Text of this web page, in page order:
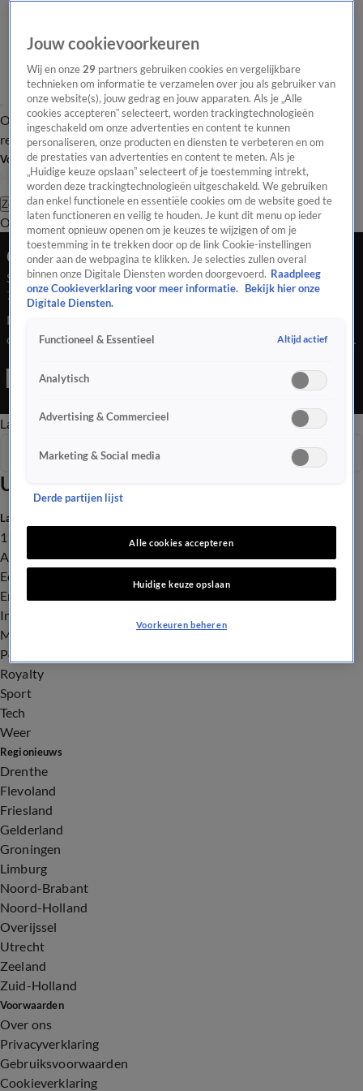
Overzicht Laatste nieuws Regionieuws Het beste van Hart
Tip de
redactie
Volg Hart van Nederland
Zoeken
OverzichtRegioUitzendingenWeerTip de redactiePanelVideo's
Ochtend Editie
Seizoen 2026, aflevering 587
7 feb, 09:00
Deurverkopers willen door, Tweede Kamer denkt er anders
over. Eerste Nederlandse schaatsers in actie op de Olympische
Late EditieOchtend EditieVroege Editie
Uitzendingen
Seizoen 2026
Laatste nieuws
112
Advies & Tips
Economie
Entertainment
Infrastructuur
Milieu en Gezondheid
Politiek
Royalty
Sport
Tech
Weer
Regionieuws
Drenthe
Flevoland
Friesland
Gelderland
Groningen
Limburg
Noord-Brabant
Noord-Holland
Overijssel
Utrecht
Zeeland
Zuid-Holland
Voorwaarden
Over ons
Privacyverklaring
Gebruiksvoorwaarden
Cookieverklaring
Jouw cookievoorkeuren
Wij en onze29 partners gebruiken cookies en vergelijkbare
technieken om informatie te verzamelen over jou als gebruiker van
onze website(s), jouw gedrag en jouw apparaten. Als je „Alle
cookies accepteren” selecteert, worden trackingtechnologieën
ingeschakeld om onze advertenties en content te kunnen
personaliseren, onze producten en diensten te verbeteren en om
de prestaties van advertenties en content te meten. Als je
„Huidige keuze opslaan” selecteert of je toestemming intrekt,
worden deze trackingtechnologieën uitgeschakeld. We gebruiken
dan enkel functionele en essentiële cookies om de website goed te
laten functioneren en veilig te houden. Je kunt dit menu op ieder
moment opnieuw openen om je keuzes te wijzigen of om je
toestemming in te trekken door op de link Cookie-instellingen
onder aan de webpagina te klikken. Je selecties zullen overal
binnen onze Digitale Diensten worden doorgevoerd. Raadpleeg
onze Cookieverklaring voor meer informatie.
Bekijk hier onze
Digitale Diensten.
Functioneel & Essentieel Altijd actief
Analytisch
Advertising & Commercieel
Marketing & Social media
Derde partijen lijst
Alle cookies accepteren
Huidige keuze opslaan
Voorkeuren beheren